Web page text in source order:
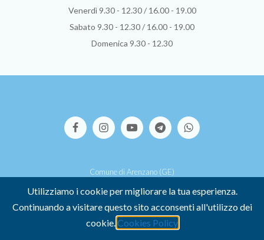
Venerdì 9.30 - 12.30 / 16.00 - 19.00
Sabato 9.30 - 12.30 / 16.00 - 19.00
Domenica 9.30 - 12.30
Comune di Arenzano (GE)
P.I. 00449500107 - Credits
-COOKIE POLICY-PRIVACY POLICY
Dichiarazione di accessibilità
Utilizziamo i cookie per migliorare la tua esperienza.
Continuando a visitare questo sito acconsenti all'utilizzo dei
cookie. Cookies Policy